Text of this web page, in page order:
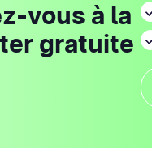
vous à la
gratuite